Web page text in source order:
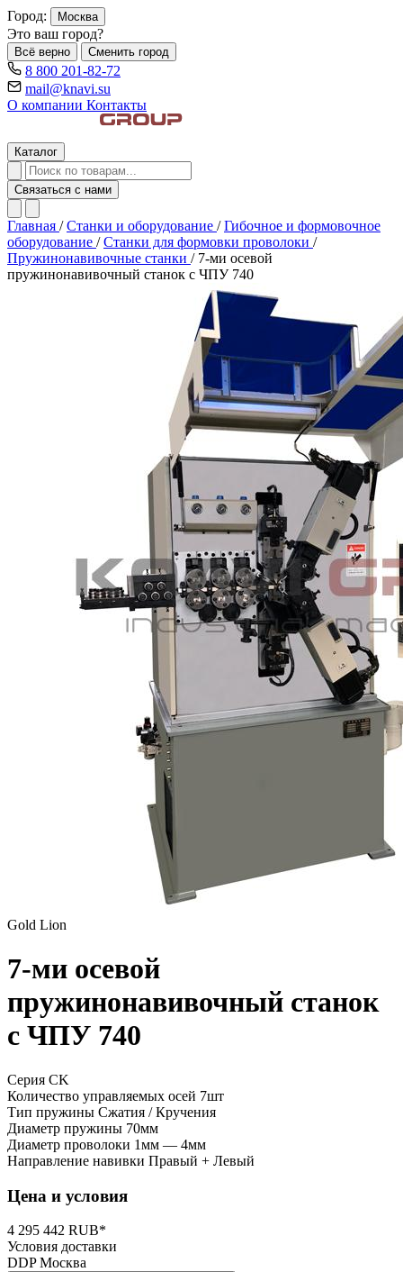
Город: Москва
Это ваш город?
Всё верно Сменить город
8 800 201-82-72
mail@knavi.su
О компании Контакты
Каталог
Связаться с нами
Главная / Станки и оборудование / Гибочное и формовочное
оборудование / Станки для формовки проволоки /
Пружинонавивочные станки / 7-ми осевой
пружинонавивочный станок с ЧПУ 740
Gold Lion
7-ми осевой
пружинонавивочный станок
с ЧПУ 740
Серия CK
Количество управляемых осей 7шт
Тип пружины Сжатия / Кручения
Диаметр пружины 70мм
Диаметр проволоки 1мм — 4мм
Направление навивки Правый + Левый
Цена и условия
4 295 442 RUB*
Условия доставки
DDP Москва